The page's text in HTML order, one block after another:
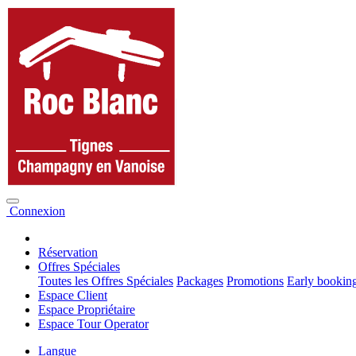
Connexion
Réservation
Offres Spéciales
Toutes les Offres Spéciales Packages Promotions Early
Espace Client
Espace Propriétaire
Espace Tour Operator
Langue